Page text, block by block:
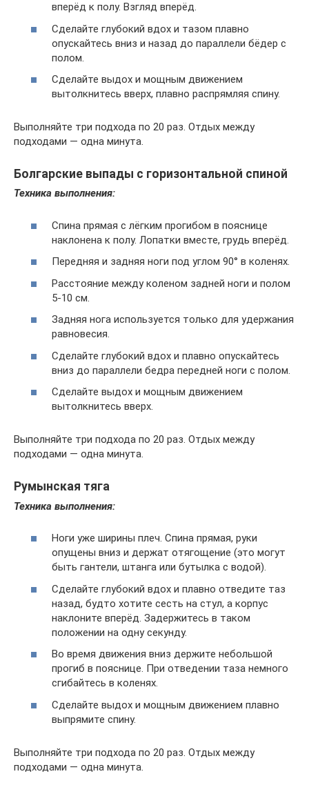
вперёд к полу. Взгляд вперёд.
Сделайте глубокий вдох и тазом плавно
опускайтесь вниз и назад до параллели бёдер с
полом.
Сделайте выдох и мощным движением
вытолкнитесь вверх, плавно распрямляя спину.
Выполняйте три подхода по 20 раз. Отдых между
подходами — одна минута.
Болгарские выпады с горизонтальной спиной
Техника выполнения:
Спина прямая с лёгким прогибом в пояснице
наклонена к полу. Лопатки вместе, грудь вперёд.
Передняя и задняя ноги под углом 90° в коленях.
Расстояние между коленом задней ноги и полом
5-10 см.
Задняя нога используется только для удержания
равновесия.
Сделайте глубокий вдох и плавно опускайтесь
вниз до параллели бедра передней ноги с полом.
Сделайте выдох и мощным движением
вытолкнитесь вверх.
Выполняйте три подхода по 20 раз. Отдых между
подходами — одна минута.
Румынская тяга
Техника выполнения:
Ноги уже ширины плеч. Спина прямая, руки
опущены вниз и держат отягощение (это могут
быть гантели, штанга или бутылка с водой).
Сделайте глубокий вдох и плавно отведите таз
назад, будто хотите сесть на стул, а корпус
наклоните вперёд. Задержитесь в таком
положении на одну секунду.
Во время движения вниз держите небольшой
прогиб в пояснице. При отведении таза немного
сгибайтесь в коленях.
Сделайте выдох и мощным движением плавно
выпрямите спину.
Выполняйте три подхода по 20 раз. Отдых между
подходами — одна минута.